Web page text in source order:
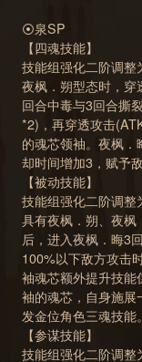
⦿泉SP
【四魂技能】
技能组强化二阶调整
夜枫．朔型态时，
回合中毒与3回合撕
*2)，再穿透攻击
的魂芯领袖。夜枫
却时间增加3，赋予
【被动技能】
技能组强化二阶调整
具有夜枫．朔、夜
后，进入夜枫．晦3
100%以下敌方攻击
袖魂芯额外提升技
袖的魂芯，自身施展
发金位角色三魂技能。
【参谋技能】
技能组强化二阶调整